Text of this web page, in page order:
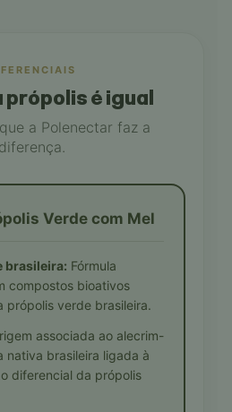
própolis é igual
a Polenectar faz a
diferença.
Verde com Mel
brasileira: Fórmula
compostos bioativos
própolis verde brasileira.
associada ao alecrim-
nativa brasileira ligada à
diferencial da própolis